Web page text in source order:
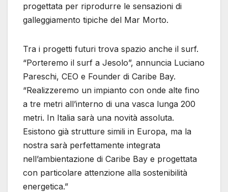
progettata per riprodurre le sensazioni di
galleggiamento tipiche del Mar Morto.
Tra i progetti futuri trova spazio anche il surf.
“Porteremo il surf a Jesolo”, annuncia Luciano
Pareschi, CEO e Founder di Caribe Bay.
“Realizzeremo un impianto con onde alte fino
a tre metri all’interno di una vasca lunga 200
metri. In Italia sarà una novità assoluta.
Esistono già strutture simili in Europa, ma la
nostra sarà perfettamente integrata
nell’ambientazione di Caribe Bay e progettata
con particolare attenzione alla sostenibilità
energetica.”